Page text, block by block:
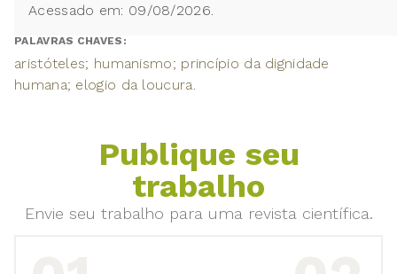
Acessado em: 09/08/2026.
PALAVRAS CHAVES:
aristóteles; humanismo; princípio da dignidade
humana; elogio da loucura.
Publique seu
trabalho
Envie seu trabalho para uma revista científica.